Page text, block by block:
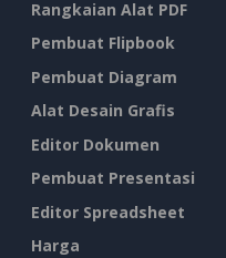
Rangkaian Alat PDF
Pembuat Flipbook
Pembuat Diagram
Alat Desain Grafis
Editor Dokumen
Pembuat Presentasi
Editor Spreadsheet
Harga